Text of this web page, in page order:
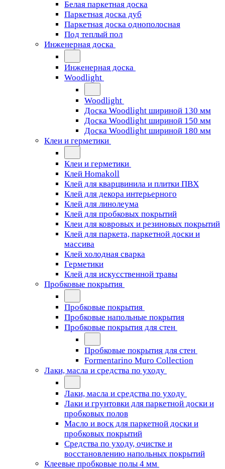
Белая паркетная доска
Паркетная доска дуб
Паркетная доска однополосная
Под теплый пол
Инженерная доска
Инженерная доска
Woodlight
Woodlight
Доска Woodlight шириной 130 мм
Доска Woodlight шириной 150 мм
Доска Woodlight шириной 180 мм
Клеи и герметики
Клеи и герметики
Клей Homakoll
Клей для кварцвинила и плитки ПВХ
Клей для декора интерьерного
Клей для линолеума
Клей для пробковых покрытий
Клеи для ковровых и резиновых покрытий
Клей для паркета, паркетной доски и
массива
Клей холодная сварка
Герметики
Клей для искусственной травы
Пробковые покрытия
Пробковые покрытия
Пробковые напольные покрытия
Пробковые покрытия для стен
Пробковые покрытия для стен
Formentarino Muro Collection
Лаки, масла и средства по уходу
Лаки, масла и средства по уходу
Лаки и грунтовки для паркетной доски и
пробковых полов
Масло и воск для паркетной доски и
пробковых покрытий
Средства по уходу, очистке и
восстановлению напольных покрытий
Клеевые пробковые полы 4 мм